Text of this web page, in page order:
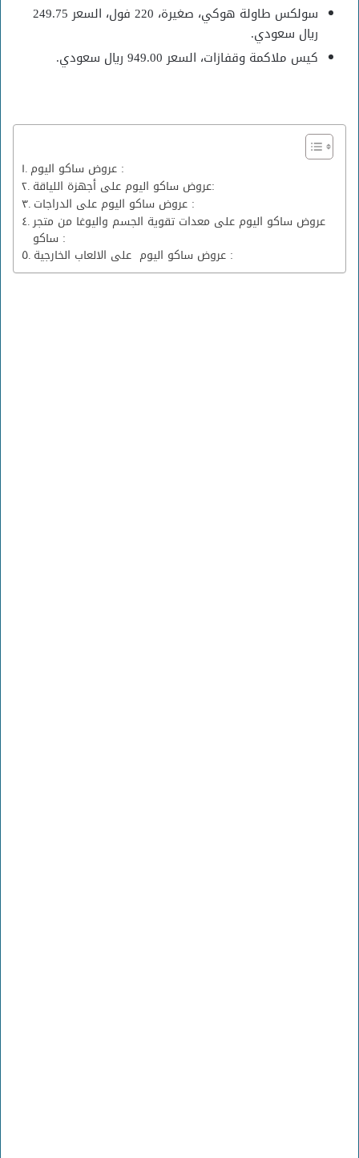
سولكس طاولة هوكي، صغيرة، 220 فول، السعر 249.75
ريال سعودي.
كيس ملاكمة وقفازات، السعر 949.00 ريال سعودي.
عروض ساكو اليوم :
عروض ساكو اليوم على أجهزة اللياقة:
عروض ساكو اليوم على الدراجات :
عروض ساكو اليوم على معدات تقوية الجسم واليوغا من متجر
ساكو :
عروض ساكو اليوم على الالعاب الخارجية :